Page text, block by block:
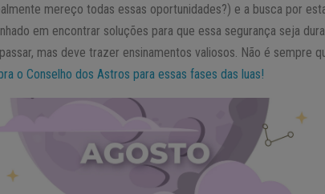
mereço todas essas oportunidades?) e a busca por
em encontrar soluções para que essa segurança seja
mas deve trazer ensinamentos valiosos. Não é sempre
o Conselho dos Astros para essas fases das luas!